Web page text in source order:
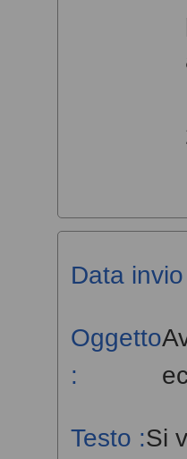
Data
Oggetto
:
Testo :Si